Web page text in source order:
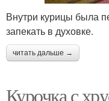
Внутри курицы была
запекать в духовке.
читать дальше →
Курочка с